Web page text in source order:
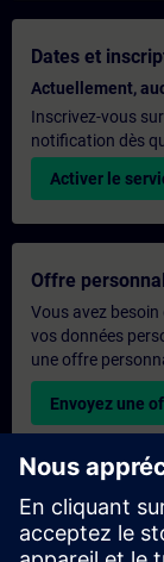
Dates et
Actuellement,
Inscrivez-vous
notification dès
Activer le
Offre
Vous avez
vos données
une offre
Envoyez une
Demande de
Veuillez remplir
obtenir un devis